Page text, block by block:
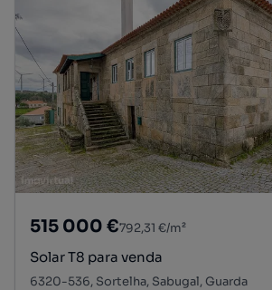
515 000 €792,31 €/m²
Solar T8 para venda
6320-536, Sortelha, Sabugal, Guarda